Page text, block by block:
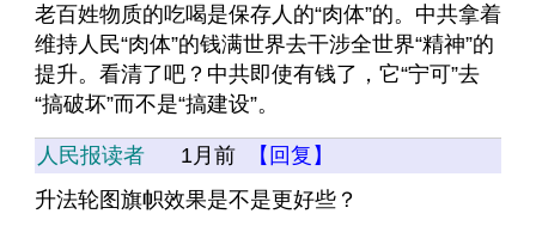
老百姓物质的吃喝是保存人的“肉体”的。中共拿着
维持人民“肉体”的钱满世界去干涉全世界“精神”的
提升。看清了吧？中共即使有钱了，它“宁可”去
“搞破坏”而不是“搞建设”。
人民报读者 1月前
【回复】
升法轮图旗帜效果是不是更好些？